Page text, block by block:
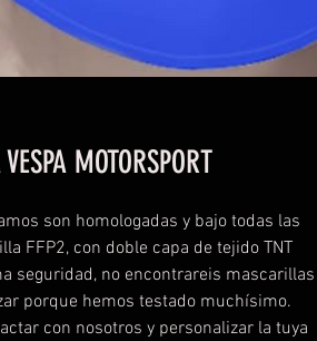
MOTORSPORT
son homologadas y bajo todas las
FFP2, con doble capa de tejido TNT
seguridad, no encontrareis mascarillas
porque hemos testado muchísimo.
con nosotros y personalizar la tuya